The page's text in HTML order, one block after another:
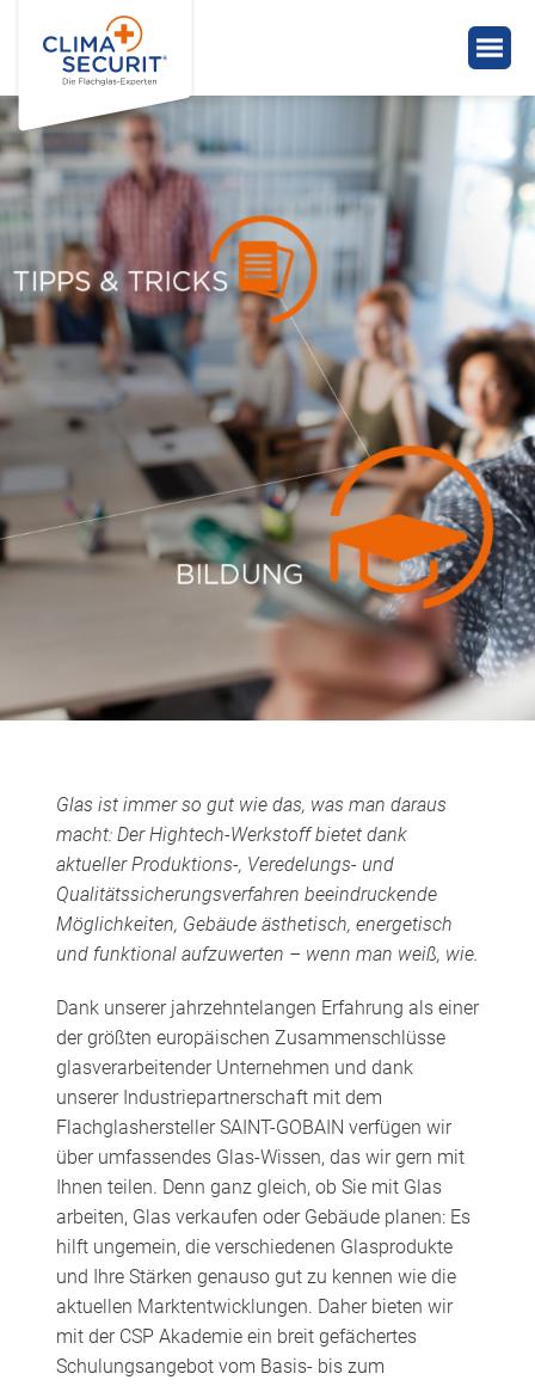
Glas ist immer so gut wie das, was man daraus
macht: Der Hightech-Werkstoff bietet dank
aktueller Produktions-, Veredelungs- und
Qualitätssicherungsverfahren beeindruckende
Möglichkeiten, Gebäude ästhetisch, energetisch
und funktional aufzuwerten – wenn man weiß, wie.
Dank unserer jahrzehntelangen Erfahrung als einer
der größten europäischen Zusammenschlüsse
glasverarbeitender Unternehmen und dank
unserer Industriepartnerschaft mit dem
Flachglashersteller SAINT-GOBAIN verfügen wir
über umfassendes Glas-Wissen, das wir gern mit
Ihnen teilen. Denn ganz gleich, ob Sie mit Glas
arbeiten, Glas verkaufen oder Gebäude planen: Es
hilft ungemein, die verschiedenen Glasprodukte
und Ihre Stärken genauso gut zu kennen wie die
aktuellen Marktentwicklungen. Daher bieten wir
mit der CSP Akademie ein breit gefächertes
Schulungsangebot vom Basis- bis zum